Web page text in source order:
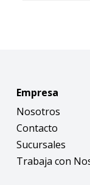
Empresa
Nosotros
Contacto
Sucursales
Trabaja con